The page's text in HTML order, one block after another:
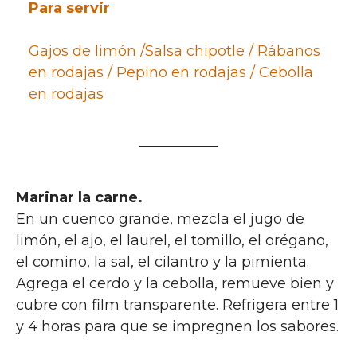
Para servir
Gajos de limón /Salsa chipotle / Rábanos
en rodajas / Pepino en rodajas / Cebolla
en rodajas
Marinar la carne.
En un cuenco grande, mezcla el jugo de
limón, el ajo, el laurel, el tomillo, el orégano,
el comino, la sal, el cilantro y la pimienta.
Agrega el cerdo y la cebolla, remueve bien y
cubre con film transparente. Refrigera entre 1
y 4 horas para que se impregnen los sabores.